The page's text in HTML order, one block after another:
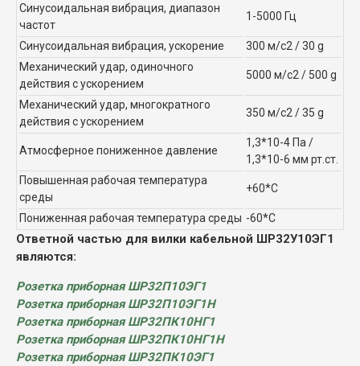
Синусоидальная вибрация, диапазон
частот
1-5000 Гц
Синусоидальная вибрация, ускорение
300 м/с2 / 30 g
Механический удар, одиночного
действия с ускорением
5000 м/с2 / 500 g
Механический удар, многократного
действия с ускорением
350 м/с2 / 35 g
Атмосферное пониженное давление
1,3*10-4 Па /
1,3*10-6 мм рт.ст.
Повышенная рабочая температура
среды
+60*С
Пониженная рабочая температура среды -60*С
Ответной частью для вилки кабельной ШР32У10ЭГ1
являются:
Розетка приборная ШР32П10ЭГ1
Розетка приборная ШР32П10ЭГ1Н
Розетка приборная ШР32ПК10НГ1
Розетка приборная ШР32ПК10НГ1Н
Розетка приборная ШР32ПК10ЭГ1